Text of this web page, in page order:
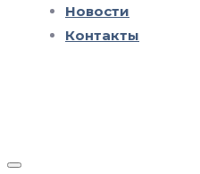
Новости
Контакты